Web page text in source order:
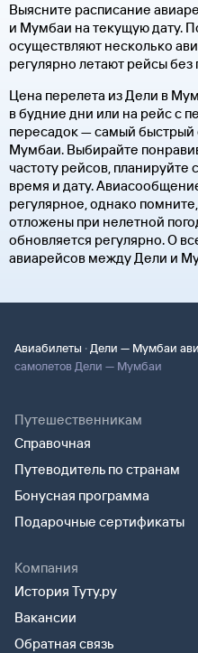
Выясните расписание
и Мумбаи на текущую дату.
осуществляют несколько
регулярно летают рейсы без
Цена перелета из Дели в
в будние дни или на рейс с
пересадок — самый быстрый
Мумбаи. Выбирайте
частоту рейсов,
время и дату.
регулярное, однако
отложены при нелетной
обновляется регулярно. О
авиарейсов между Дели и
Авиабилеты · Дели — Мумбаи
самолетов Дели — Мумбаи
Путешественникам
Справочная
Путеводитель по странам
Бонусная программа
Подарочные сертификаты
Компания
История Туту.ру
Вакансии
Обратная связь